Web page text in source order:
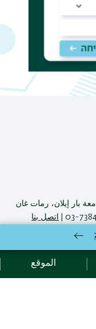
بار إيلان، رمات غان
اتصل بنا
الموقع